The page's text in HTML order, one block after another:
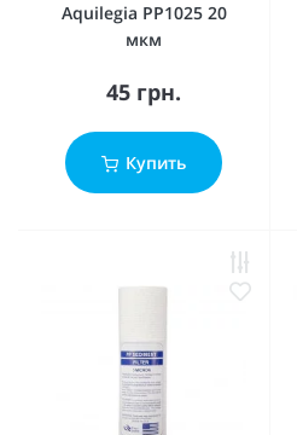
Aquilegia PP1025 20
мкм
45 грн.
Купить